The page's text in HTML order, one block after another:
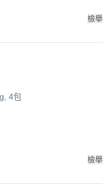
檢舉
4包
檢舉